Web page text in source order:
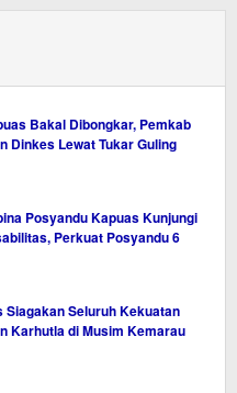
Bakal Dibongkar, Pemkab
Dinkes Lewat Tukar Guling
Posyandu Kapuas Kunjungi
Perkuat Posyandu 6
Siagakan Seluruh Kekuatan
Karhutla di Musim Kemarau